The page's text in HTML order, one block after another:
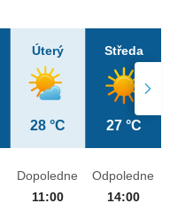
Úterý
28 °C
Středa
27 °C
Dopoledne
11:00
Odpoledne
14:00